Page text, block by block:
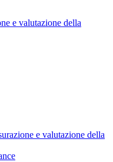
e valutazione della
e valutazione della